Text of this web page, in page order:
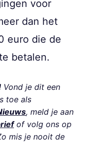
voor
dan het
euro die de
betalen.
Vond je dit een
toe als
, meld je aan
of volg ons op
mis je nooit de